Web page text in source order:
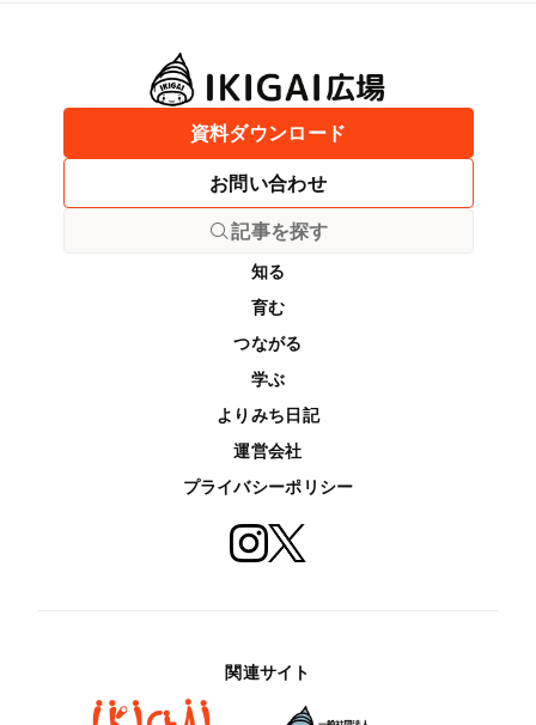
資料ダウンロード
お問い合わせ
記事を探す
知る
育む
つながる
学ぶ
よりみち日記
運営会社
プライバシーポリシー
関連サイト